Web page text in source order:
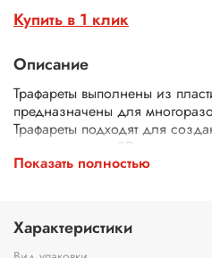
Купить в 1 клик
Описание
Трафареты выполнены из
предназначены для
Трафареты подходят для
текстурных паст, 3D геля,
шпатлевки. Трафареты
зависимости от используемых
применять трафарет для стен и
Показать полностью
Характеристики